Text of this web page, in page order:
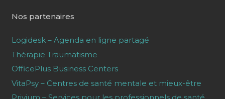
Nos partenaires
Logidesk – Agenda en ligne partagé
Thérapie Traumatisme
OfficePlus Business Centers
VitaPsy – Centres de santé mentale et mieux-être